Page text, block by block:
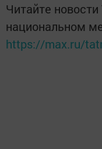
Читайте новости
национальном
https://max.ru/